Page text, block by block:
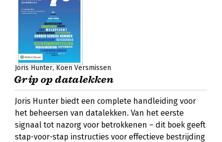
Joris Hunter Koen Versmissen
Grip op datalekken
Joris Hunter biedt een complete handleiding voor
het beheersen van datalekken. Van het eerste
signaal tot nazorg voor betrokkenen – dit boek geeft
stap-voor-stap instructies voor effectieve bestrijding